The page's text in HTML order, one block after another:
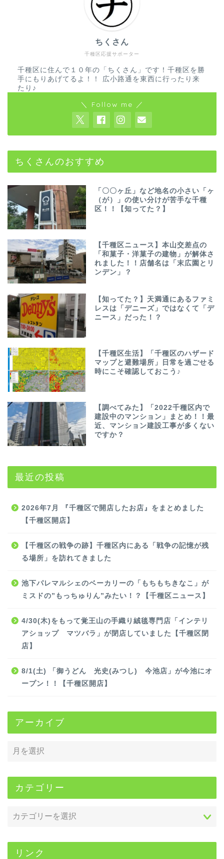
千種区応援サポーター
ちくさん
千種区に住んで１０年の「ちくさん」です！千種区を勝
手にもりあげてるよ！！ 広小路通を東西に行ったり来
たり♪
＼ Follow me ／
ちくさんのおすすめ
「〇〇ヶ丘」など地名の小さい「ヶ
（が）」の使い分けが苦手な千種
区！！【知ってた？】
【千種区ニュース】本山交差点の
「和菓子・洋菓子の建物」が解体さ
れました！！店舗名は「末広園とリ
ンデン」？
【知ってた？】天満通にあるファミ
レスは「デニーズ」ではなくて「デ
ニース」だった！？
【千種区生活】「千種区のハザード
マップと避難場所」日常を過ごせる
時にこそ確認しておこう♪
【調べてみた】「2022千種区内で
建設中のマンション」まとめ！！最
近、マンション建設工事が多くない
ですか？
最近の投稿
2026年7月 『千種区で開店したお店』をまとめました
【千種区開店】
【千種区の戦争の跡】千種区内にある「戦争の記憶が残
る場所」を訪れてきました
池下パレマルシェのベーカリーの「もちもちきなこ」が
ミスドの”もっちゅりん”みたい！？【千種区ニュース】
4/30(木)をもって覚王山の手織り絨毯専門店「インテリ
アショップ マツバラ」が閉店していました【千種区閉
店】
8/1(土) 「御うどん 光史(みつし) 今池店」が今池にオ
ープン！！【千種区開店】
アーカイブ
カテゴリー
リンク